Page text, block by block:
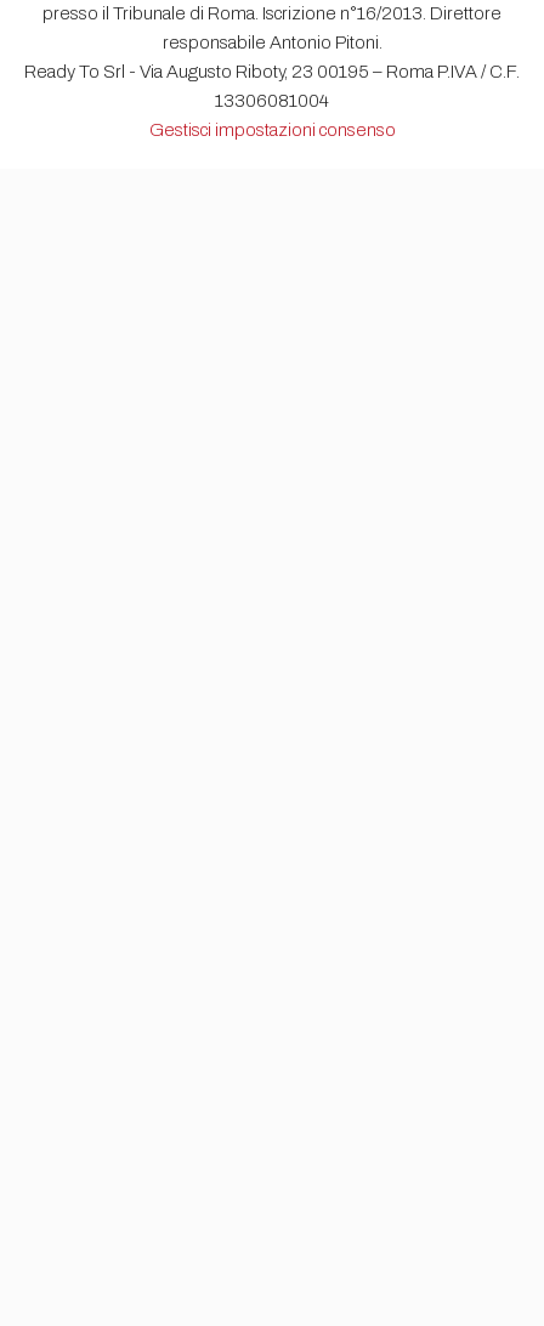
presso il Tribunale di Roma. Iscrizione n°16/2013. Direttore
responsabile Antonio Pitoni.
Ready To Srl - Via Augusto Riboty, 23 00195 – Roma P.IVA / C.F.
13306081004
Gestisci impostazioni consenso